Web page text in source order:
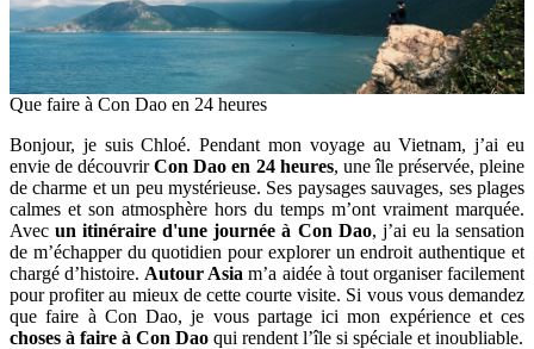
Que faire à Con Dao en 24 heures
Bonjour, je suis Chloé. Pendant mon voyage au Vietnam, j’ai eu
envie de découvrirCon Dao en 24 heures, une île préservée, pleine
de charme et un peu mystérieuse. Ses paysages sauvages, ses plages
calmes et son atmosphère hors du temps m’ont vraiment marquée.
Avecun itinéraire d'une journée à Con Dao, j’ai eu la sensation
de m’échapper du quotidien pour explorer un endroit authentique et
chargé d’histoire. Autour Asia m’a aidée à tout organiser facilement
pour profiter au mieux de cette courte visite. Si vous vous demandez
que faire à Con Dao, je vous partage ici mon expérience et ces
choses à faire à Con Dao qui rendent l’île si spéciale et inoubliable.